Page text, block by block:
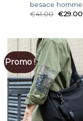
besace homme
€41.00 €29.00
Promo !